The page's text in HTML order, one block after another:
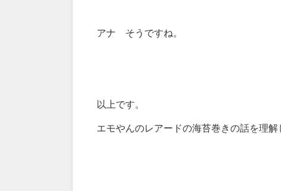
アナ そうですね。
以上です。
エモやんのレアードの海苔巻きの話を理